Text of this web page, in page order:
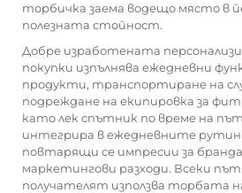
торбичка заема водещо място в
полезната стойност.
Добре изработената
покупки изпълнява ежедневни
продукти, транспортиране на
подреждане на екипировка за
като лек спътник по време на
интегрира в ежедневните
повтарящи се импресии за
маркетингови разходи. Всеки
получателят използва торбата